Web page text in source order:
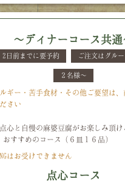
～ディナーコース共通
2日前までに要予約 ご注文はグル
２名様～
ギー・苦手食材・その他ご要望は、
さい
心と自慢の麻婆豆腐がお楽しみ頂け
おすすめのコース（６皿１６品）
はお受けできません
点心コース